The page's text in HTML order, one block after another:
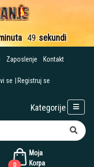
48 sekundi
Zaposlenje Kontakt
se Registruj se
Moja
Korpa
0
Kategorije